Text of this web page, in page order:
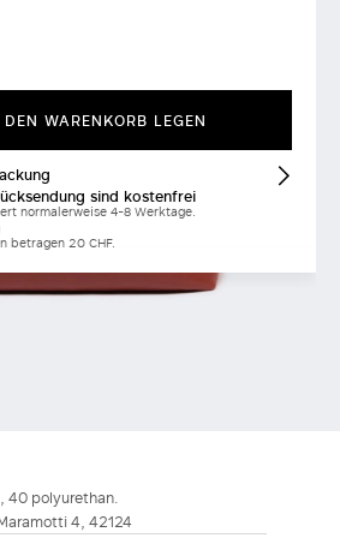
WARENKORB LEGEN
sind kostenfrei
normalerweise 4-8 Werktage.
betragen 20 CHF.
40 polyurethan.
4, 42124